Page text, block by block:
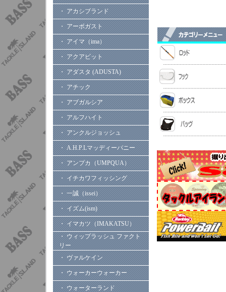
・ アカシブランド
・ アーボガスト
・ アイマ（ima）
・ アクアビット
・ アダスタ (ADUSTA)
・ アチック
・ アブガルシア
・ アルフハイト
・ アンクルジョッシュ
・ A.H.P.Lマッディーバニー
・ アンプカ（UMPQUA）
・ イチカワフィッシング
・ 一誠（issei）
・ イズム(ism)
・ イマカツ（IMAKATSU）
・ ウィップラッシュ ファクト
リー
・ ヴァルケイン
・ ウォーカーウォーカー
・ ウォーターランド